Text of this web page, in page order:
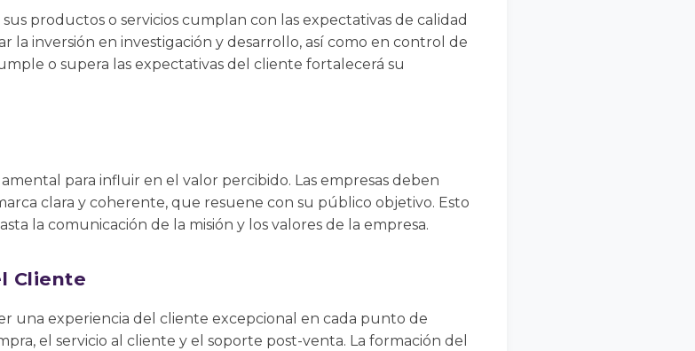
productos o servicios cumplan con las expectativas de calidad
la inversión en investigación y desarrollo, así como en control de
o supera las expectativas del cliente fortalecerá su
para influir en el valor percibido. Las empresas deben
clara y coherente, que resuene con su público objetivo. Esto
la comunicación de la misión y los valores de la empresa.
Cliente
una experiencia del cliente excepcional en cada punto de
el servicio al cliente y el soporte post-venta. La formación del